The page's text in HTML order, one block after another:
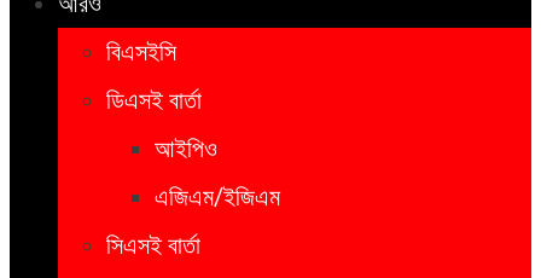
বিএসইসি
ডিএসই বার্তা
আইপিও
এজিএম/ইজিএম
সিএসই বার্তা